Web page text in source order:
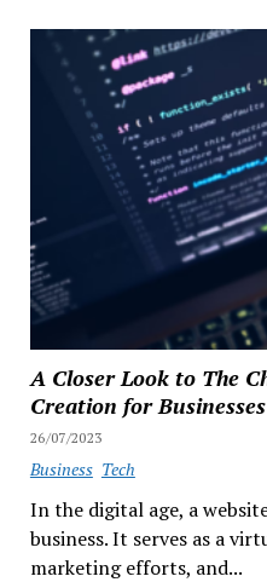
A Closer Look to The
Creation for Businesses
26/07/2023
Business Tech
In the digital age, a
business. It serves as a
marketing efforts, and...